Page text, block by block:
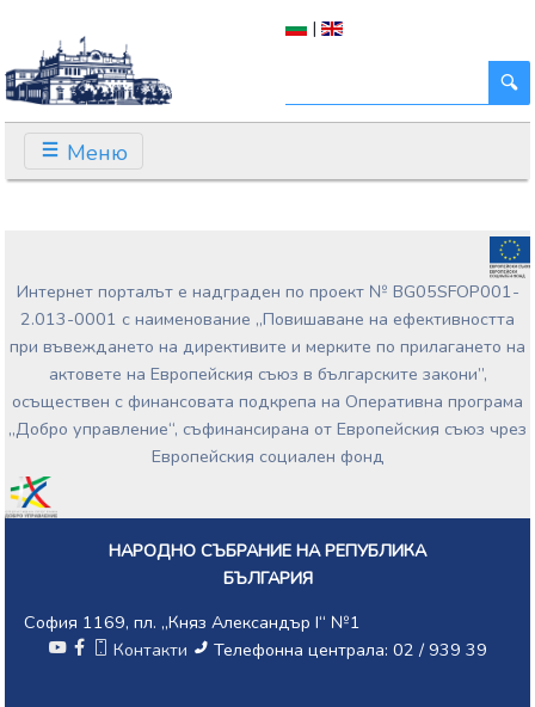
|
Меню
Интернет порталът е надграден по проект № BG05SFOP001-
2.013-0001 с наименование „Повишаване на ефективността
при въвеждането на директивите и мерките по прилагането на
актовете на Европейския съюз в българските закони”,
осъществен с финансовата подкрепа на Оперативна програма
„Добро управление“, съфинансирана от Европейския съюз чрез
Европейския социален фонд
НАРОДНО СЪБРАНИЕ НА РЕПУБЛИКА
БЪЛГАРИЯ
София 1169, пл. „Княз Александър I“ №1
Контакти
Телефонна централа: 02 / 939 39